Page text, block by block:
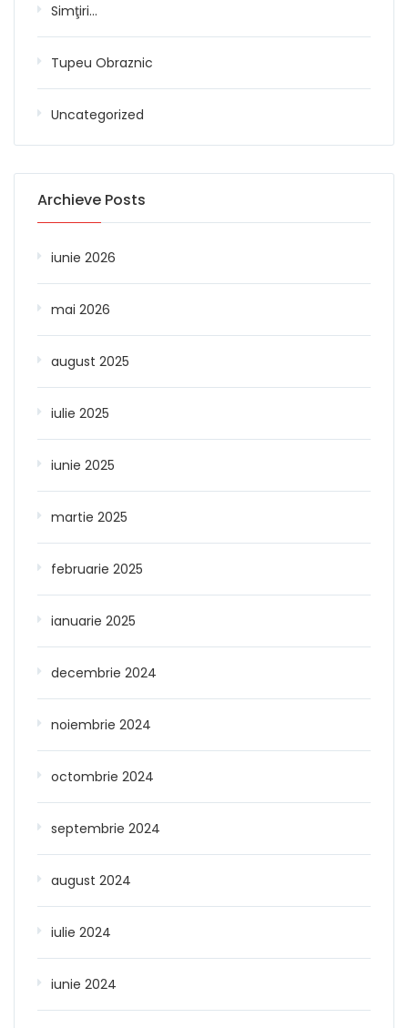
Simţiri…
Tupeu Obraznic
Uncategorized
Archieve Posts
iunie 2026
mai 2026
august 2025
iulie 2025
iunie 2025
martie 2025
februarie 2025
ianuarie 2025
decembrie 2024
noiembrie 2024
octombrie 2024
septembrie 2024
august 2024
iulie 2024
iunie 2024